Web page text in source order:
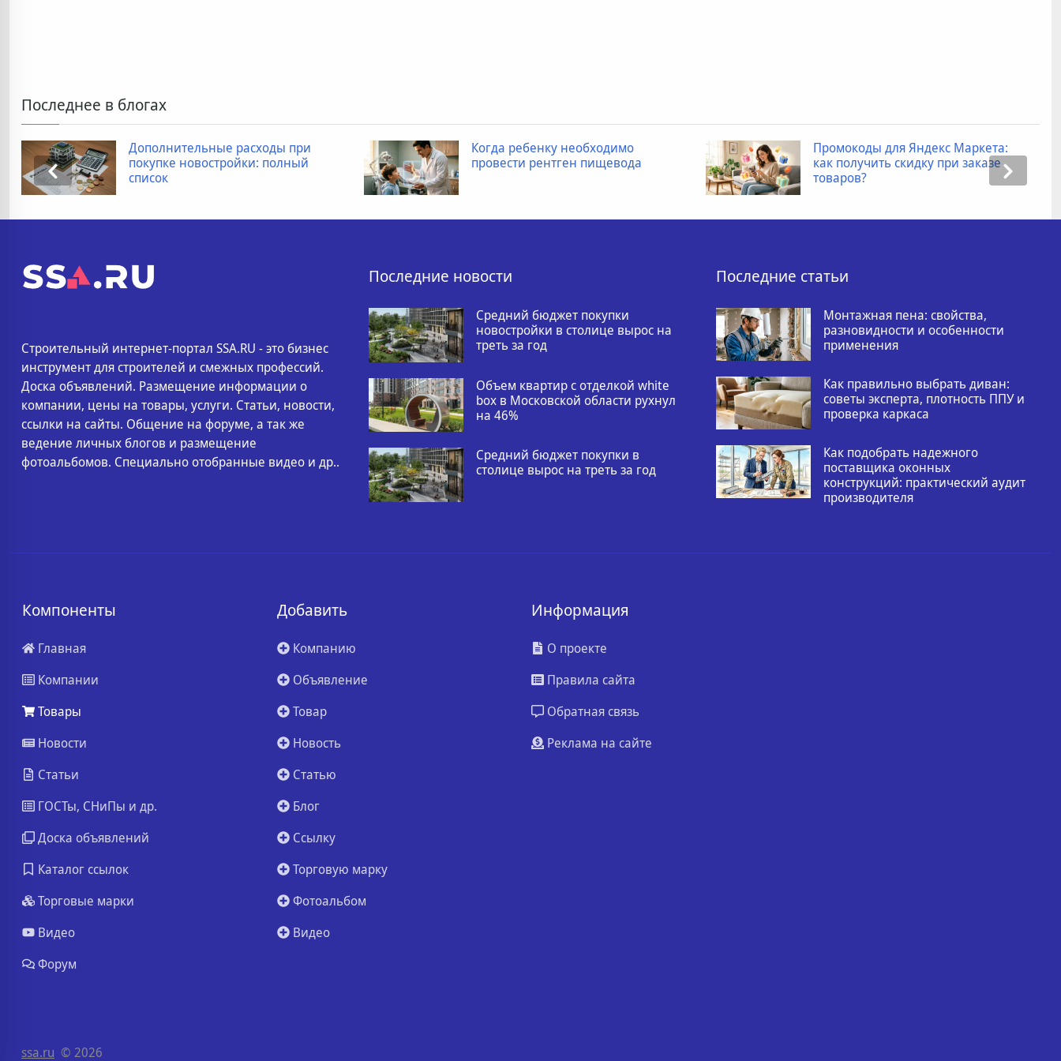
Последнее в блогах
Дополнительные расходы при
покупке новостройки: полный
список
Когда ребенку необходимо
провести рентген пищевода
Промокоды для Яндекс Маркета:
как получить скидку при заказе
товаров?
Строительный интернет-портал SSA.RU - это бизнес
инструмент для строителей и смежных профессий.
Доска объявлений. Размещение информации о
компании, цены на товары, услуги. Статьи, новости,
ссылки на сайты. Общение на форуме, а так же
ведение личных блогов и размещение
фотоальбомов. Специально отобранные видео и др..
Последние новости
Средний бюджет покупки
новостройки в столице вырос на
треть за год
Объем квартир с отделкой white
box в Московской области рухнул
на 46%
Средний бюджет покупки в
столице вырос на треть за год
Последние статьи
Монтажная пена: свойства,
разновидности и особенности
применения
Как правильно выбрать диван:
советы эксперта, плотность ППУ и
проверка каркаса
Как подобрать надежного
поставщика оконных
конструкций: практический аудит
производителя
Компоненты
Главная
Компании
Товары
Новости
Статьи
ГОСТы, СНиПы и др.
Доска объявлений
Каталог ссылок
Торговые марки
Видео
Форум
Добавить
Компанию
Объявление
Товар
Новость
Статью
Блог
Ссылку
Торговую марку
Фотоальбом
Видео
Информация
О проекте
Правила сайта
Обратная связь
Реклама на сайте
ssa.ru © 2026